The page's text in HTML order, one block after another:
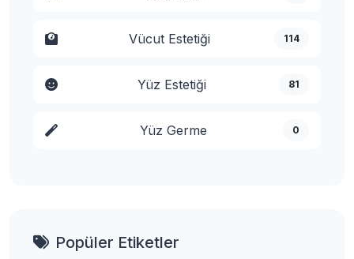
Vücut Estetiği 114
Yüz Estetiği 81
Yüz Germe 0
Popüler Etiketler